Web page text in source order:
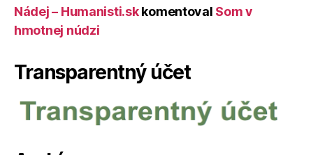
Nádej – Humanisti.skkomentoval Som v
hmotnej núdzi
Transparentný účet